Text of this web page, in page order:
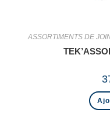
ASSORTIMENTS DE